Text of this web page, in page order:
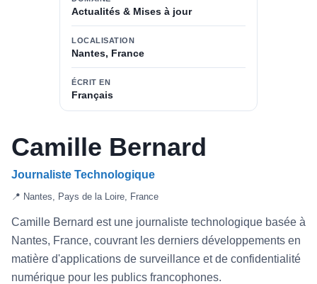
Actualités & Mises à jour
LOCALISATION
Nantes, France
ÉCRIT EN
Français
Camille Bernard
Journaliste Technologique
📍 Nantes, Pays de la Loire, France
Camille Bernard est une journaliste technologique basée à
Nantes, France, couvrant les derniers développements en
matière d'applications de surveillance et de confidentialité
numérique pour les publics francophones.